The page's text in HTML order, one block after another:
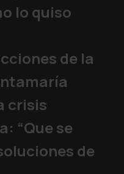
lo quiso
de la
crisis
“Que se
de